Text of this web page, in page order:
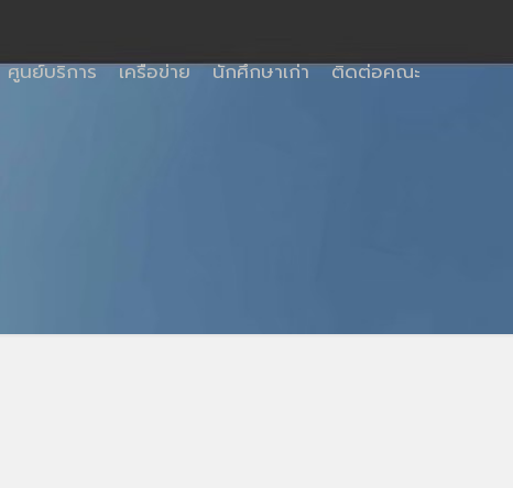
ศูนย์บริการ เครือข่าย นักศึกษาเก่า ติดต่อคณะ